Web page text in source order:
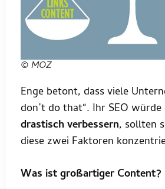
© MOZ
Enge betont, dass viele
don’t do that“. Ihr SEO würde
drastisch verbessern, sollten
diese zwei Faktoren
Was ist großartiger Content?